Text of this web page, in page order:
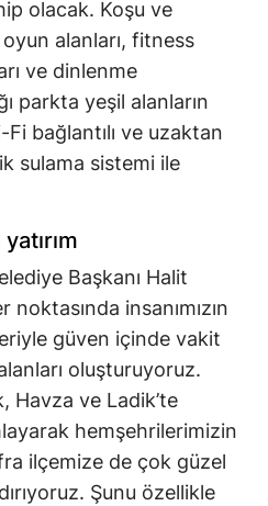
olacak. Koşu ve
alanları, fitness
ve dinlenme
parkta yeşil alanların
bağlantılı ve uzaktan
sulama sistemi ile
Başkanı Halit
insanımızın
güven içinde vakit
oluşturuyoruz.
Havza ve Ladik’te
hemşehrilerimizin
ilçemize de çok güzel
Şunu özellikle